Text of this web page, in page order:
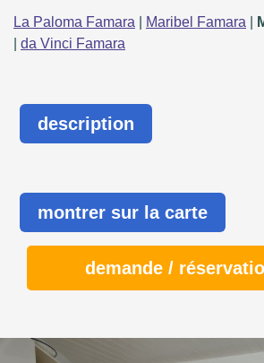
La Paloma Famara Maribel Famara
da Vinci Famara
description
montrer sur la carte
demande /